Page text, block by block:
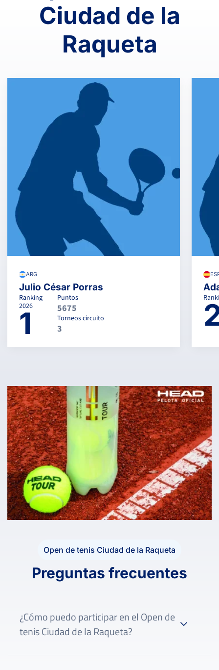
Ciudad de la
Raqueta
ARG
Julio César Porras
Ranking
2026
1
Puntos
5675
Torneos circuito
3
Open de tenis Ciudad de la Raqueta
Preguntas frecuentes
¿Cómo puedo participar en el Open de
tenis Ciudad de la Raqueta?